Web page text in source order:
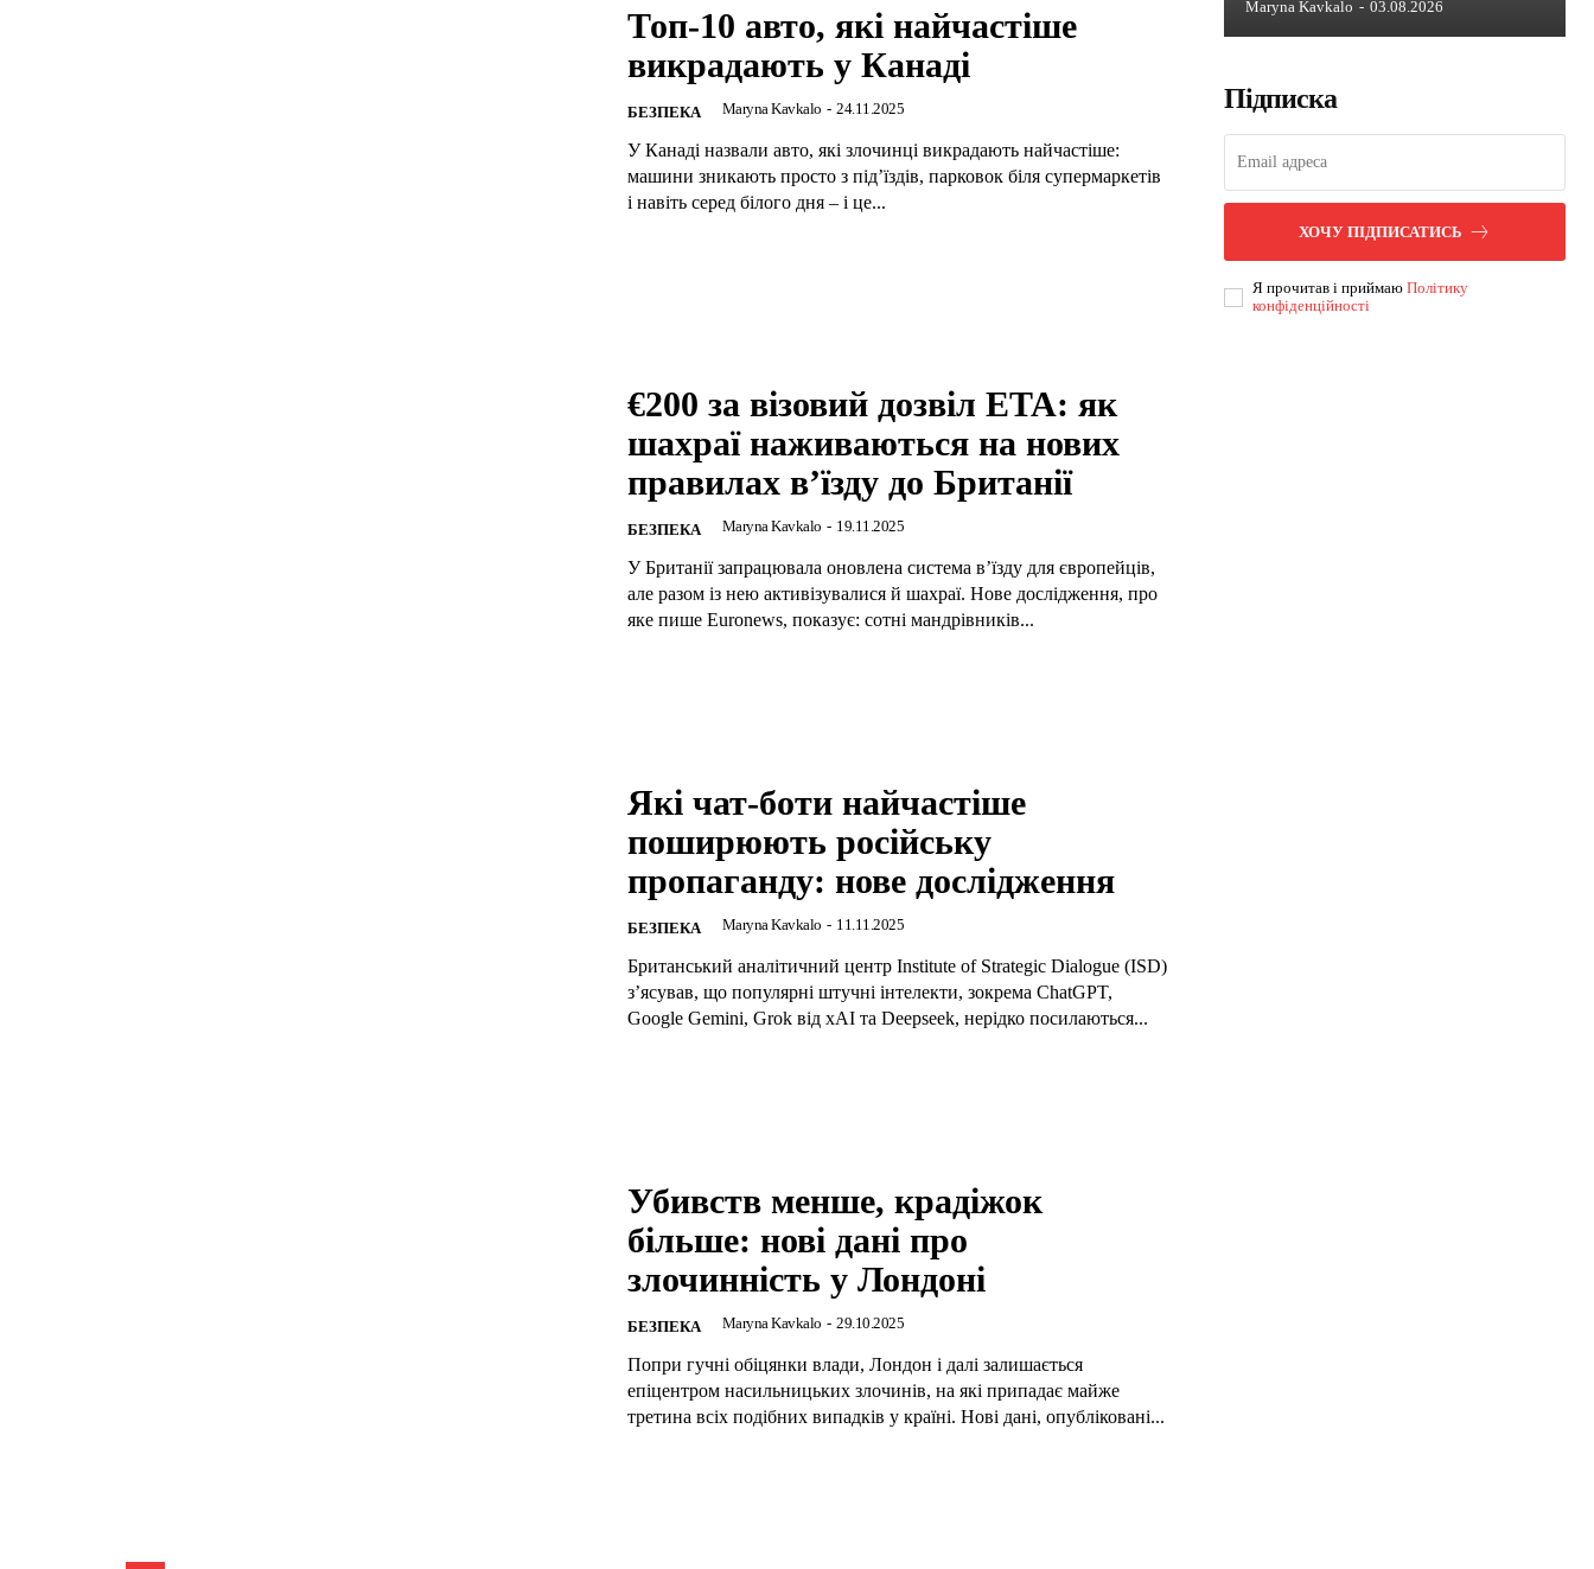
Топ-10 авто, які найчастіше
викрадають у Канаді
БЕЗПЕКА Maryna Kavkalo - 24.11.2025
У Канаді назвали авто, які злочинці викрадають найчастіше:
машини зникають просто з під’їздів, парковок біля супермаркетів
і навіть серед білого дня – і це...
€200 за візовий дозвіл ETA: як
шахраї наживаються на нових
правилах в’їзду до Британії
БЕЗПЕКА Maryna Kavkalo - 19.11.2025
У Британії запрацювала оновлена система в’їзду для європейців,
але разом із нею активізувалися й шахраї. Нове дослідження, про
яке пише Euronews, показує: сотні мандрівників...
Які чат-боти найчастіше
поширюють російську
пропаганду: нове дослідження
БЕЗПЕКА Maryna Kavkalo - 11.11.2025
Британський аналітичний центр Institute of Strategic Dialogue (ISD)
з’ясував, що популярні штучні інтелекти, зокрема ChatGPT,
Google Gemini, Grok від xAI та Deepseek, нерідко посилаються...
Убивств менше, крадіжок
більше: нові дані про
злочинність у Лондоні
БЕЗПЕКА Maryna Kavkalo - 29.10.2025
Попри гучні обіцянки влади, Лондон і далі залишається
епіцентром насильницьких злочинів, на які припадає майже
третина всіх подібних випадків у країні. Нові дані, опубліковані...
Maryna Kavkalo - 03.08.2026
Підписка
ХОЧУ ПІДПИСАТИСЬ
Я прочитав і приймаю Політику
конфіденційності